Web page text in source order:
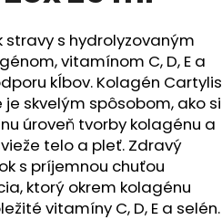
stravy s hydrolyzovaným
vitamínom C, D, E a
kĺbov. Kolagén Cartylis
skvelým spôsobom, ako si
úroveň tvorby kolagénu a
telo a pleť. Zdravý
s príjemnou chuťou
ktorý okrem kolagénu
vitamíny C, D, E a selén.